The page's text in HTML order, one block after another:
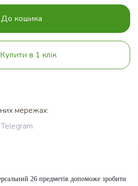
До кошика
Купити в 1 клік
мережах:
Telegram
26 предметів допоможе зробити